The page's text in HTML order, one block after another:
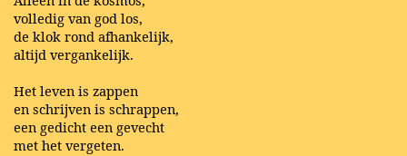
volledig van god los,
de klok rond afhankelijk,
altijd vergankelijk.
Het leven is zappen
en schrijven is schrappen,
een gedicht een gevecht
met het vergeten.